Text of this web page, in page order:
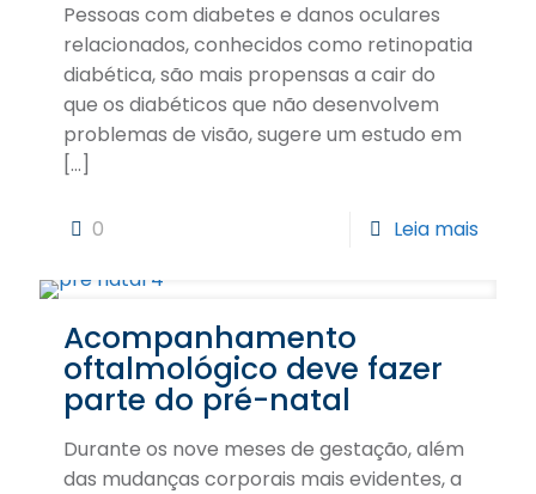
Pessoas com diabetes e danos oculares
relacionados, conhecidos como retinopatia
diabética, são mais propensas a cair do
que os diabéticos que não desenvolvem
problemas de visão, sugere um estudo em
[…]
0 Leia mais
Acompanhamento
oftalmológico deve fazer
parte do pré-natal
Durante os nove meses de gestação, além
das mudanças corporais mais evidentes, a